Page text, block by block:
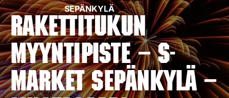
SEPÄNKYLÄ
Rakettitukun
myyntipiste – S-
MARKET SEPÄNKYLÄ –